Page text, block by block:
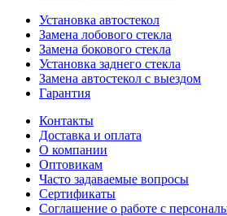
Установка автостекол
Замена лобового стекла
Замена бокового стекла
Установка заднего стекла
Замена автостекол с выездом
Гарантия
Контакты
Доставка и оплата
О компании
Оптовикам
Часто задаваемые вопросы
Сертификаты
Соглашение о работе с